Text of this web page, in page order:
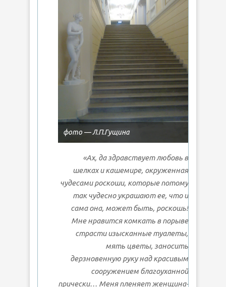
фото — Л.П.Гущина
«Ах, да здравствует любовь в
шелках и кашемире, окруженная
чудесами роскоши, которые потому
так чудесно украшают ее, что и
сама она, может быть, роскошь!
Мне нравится комкать в порыве
страсти изысканные туалеты,
мять цветы, заносить
дерзновенную руку над красивым
сооружением благоуханной
прически… Меня пленяет женщина-